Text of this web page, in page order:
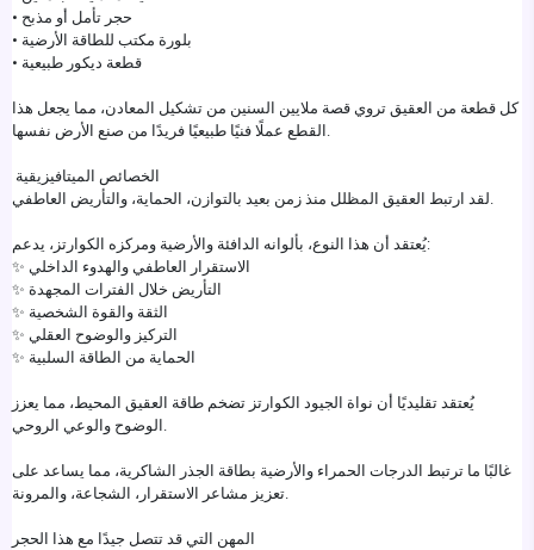
• حجر تأمل أو مذبح
• بلورة مكتب للطاقة الأرضية
• قطعة ديكور طبيعية
كل قطعة من العقيق تروي قصة ملايين السنين من تشكيل المعادن، مما يجعل هذا
الخصائص الميتافيزيقية
يُعتقد أن هذا النوع، بألوانه الدافئة والأرضية ومركزه الكوارتز، يدعم:
✨ الاستقرار العاطفي والهدوء الداخلي
✨ التأريض خلال الفترات المجهدة
✨ الثقة والقوة الشخصية
✨ التركيز والوضوح العقلي
✨ الحماية من الطاقة السلبية
يُعتقد تقليديًا أن نواة الجيود الكوارتز تضخم طاقة العقيق المحيط، مما يعزز
غالبًا ما ترتبط الدرجات الحمراء والأرضية بطاقة الجذر الشاكرية، مما يساعد على
المهن التي قد تتصل جيدًا مع هذا الحجر